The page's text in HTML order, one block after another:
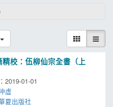
精校：伍柳仙宗全書（上
2019-01-01
虛
夏出版社